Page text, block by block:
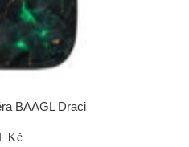
BAAGL Draci
Kč